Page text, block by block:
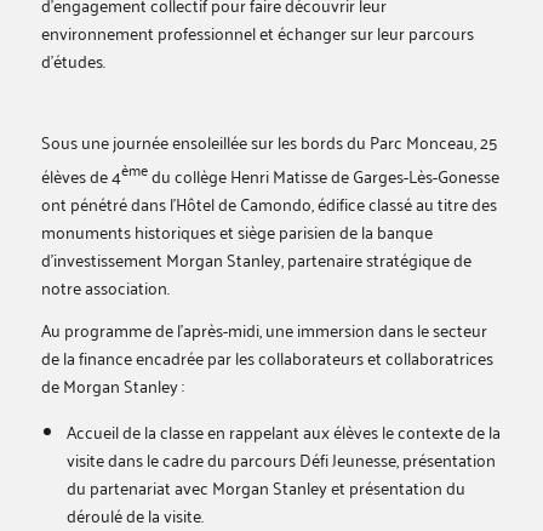
environnement professionnel et échanger sur leur parcours
d’études.
Sous une journée ensoleillée sur les bords du Parc Monceau, 25
élèves de 4èmedu collège Henri Matisse de Garges-Lès-Gonesse
ont pénétré dans l’Hôtel de Camondo, édifice classé au titre des
monuments historiques et siège parisien de la banque
d’investissement Morgan Stanley, partenaire stratégique de
notre association.
Au programme de l’après-midi, une immersion dans le secteur
de la finance encadrée par les collaborateurs et collaboratrices
de Morgan Stanley :
Accueil de la classe en rappelant aux élèves le contexte de la
visite dans le cadre du parcours Défi Jeunesse, présentation
du partenariat avec Morgan Stanley et présentation du
déroulé de la visite.